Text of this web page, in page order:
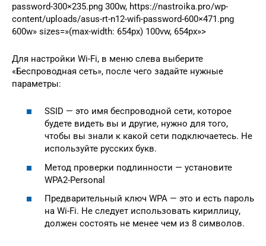
password-300×235.png 300w, https://nastroika.pro/wp-
content/uploads/asus-rt-n12-wifi-password-600×471.png
600w» sizes=»(max-width: 654px) 100vw, 654px»>
Для настройки Wi-Fi, в меню слева выберите
«Беспроводная сеть», после чего задайте нужные
параметры:
SSID — это имя беспроводной сети, которое
будете видеть вы и другие, нужно для того,
чтобы вы знали к какой сети подключаетесь. Не
используйте русских букв.
Метод проверки подлинности — установите
WPA2-Personal
Предварительный ключ WPA — это и есть пароль
на Wi-Fi. Не следует использовать кириллицу,
должен состоять не менее чем из 8 символов.